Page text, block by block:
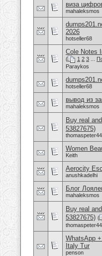
виза
mahaleksmos
2026
hotseller68
Cole Notes
( 1 2 3
Paraykos
hotseller68
вывод из
mahaleksmos
Buy real
53827675)
Women
Keith
Aerocity
anushkadelhi
Блог
mahaleksmos
Buy real
53827675) (
WhatsApp
Italy Tur
penson